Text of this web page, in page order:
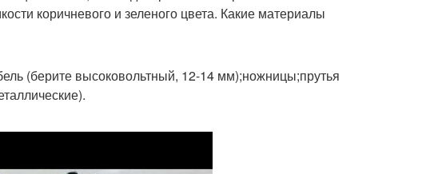
коричневого и зеленого цвета. Какие материалы
(берите высоковольтный, 12-14 мм);ножницы;прутья